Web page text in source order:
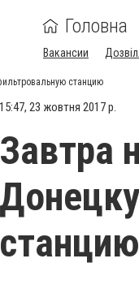
Головна
Вакансии
станцию
15:47, 23 жовтня 2017 р.
Завтра
станцию